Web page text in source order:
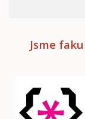
Jsme